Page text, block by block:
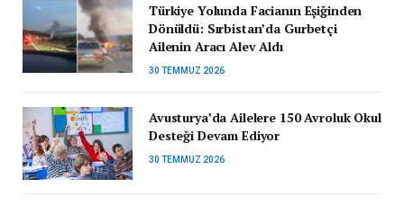
Türkiye Yolunda Facianın Eşiğinden
Dönüldü: Sırbistan’da Gurbetçi
Ailenin Aracı Alev Aldı
30 TEMMUZ 2026
Avusturya’da Ailelere 150 Avroluk Okul
Desteği Devam Ediyor
30 TEMMUZ 2026